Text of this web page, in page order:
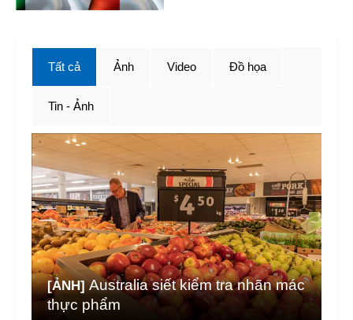
Tất cả
[ẢNH] Australia siết kiểm tra nhãn mác
thực phẩm
Ảnh Video Đồ họa
Tin - Ảnh